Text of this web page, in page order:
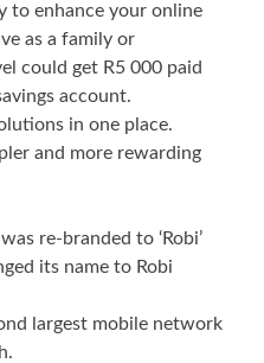
to enhance your online
as a family or
could get R5 000 paid
account.
in one place.
and more rewarding
re-branded to ‘Robi’
its name to Robi
largest mobile network